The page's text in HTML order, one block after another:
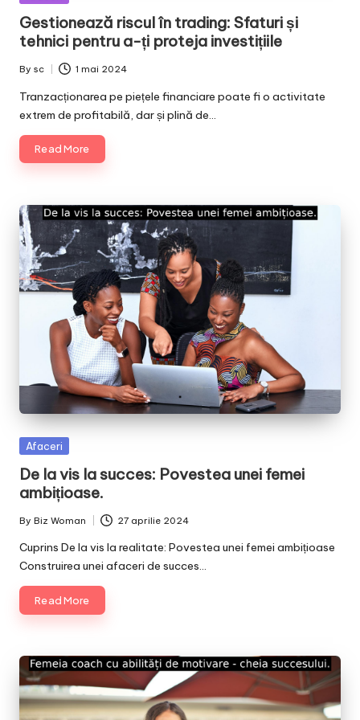
Gestionează riscul în trading: Sfaturi și
tehnici pentru a-ți proteja investițiile
Posted
by
By sc 1 mai 2024
Tranzacționarea pe piețele financiare poate fi o activitate
extrem de profitabilă, dar și plină de…
Read More
Posted
Afaceri
De la vis la succes: Povestea unei femei
ambițioase.
Posted
by
By Biz Woman 27 aprilie 2024
Cuprins De la vis la realitate: Povestea unei femei ambițioase
Construirea unei afaceri de succes…
Read More